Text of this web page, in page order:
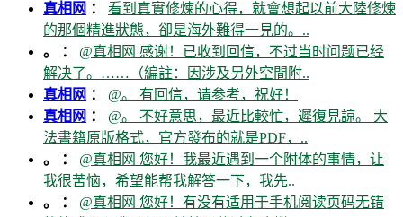
真相网 ： 看到真實修煉的心得，就會想起以前大陸修煉
的那個精進狀態，卻是海外難得一見的。..
。 ： @真相网 感谢！已收到回信，不过当时问题已经
解决了。……（編註：因涉及另外空間附..
真相网 ： @。 有回信，请参考，祝好！
真相网 ： @。 不好意思，最近比較忙，遲復見諒。 大
法書籍原版格式，官方發布的就是PDF，..
。 ： @真相网 您好！我最近遇到一个附体的事情，让
我很苦恼，希望能帮我解答一下，我先..
。 ： @真相网 您好！有没有适用于手机阅读页码无错